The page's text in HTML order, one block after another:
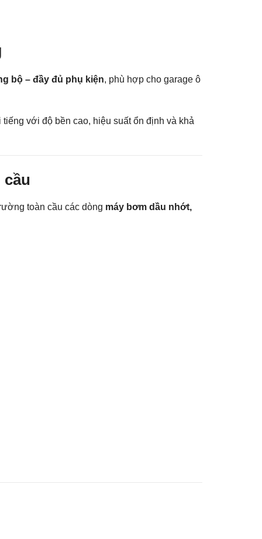
bộ – đầy đủ phụ kiện, phù hợp cho garage ô
tiếng với độ bền cao, hiệu suất ổn định và khả
toàn cầu các dòng máy bơm dầu nhớt,